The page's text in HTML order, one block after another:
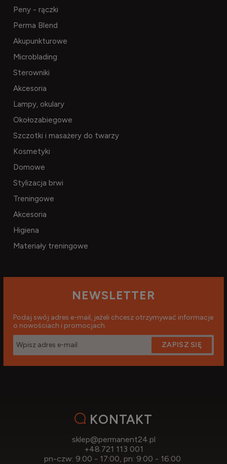
Peny - rączki
Perma Blend
Akupunkturowe
Microblading
Sterowniki
Akcesoria
Lampy, okulary
Okołozabiegowe
Szczotki i masażery do twarzy
Kosmetyki
Domowe
Stylizacja brwi
Treningowe
Akcesoria
Higiena
Materiały treningowe
NEWSLETTER
Podaj swój adres e-mail, jeżeli chcesz otrzymywać informacje
o nowościach i promocjach.
ZAPISZ SIĘ
KONTAKT
sklep@permanent24.pl
+48.721 113 001
pn-czw: 9:00 - 17:00, pn: 9:00 - 16:00